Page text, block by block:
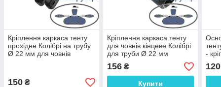
Кріплення каркаса тенту
прохідне Колібрі на трубу
Ø 22 мм для човнів
150 ₴
Кріплення каркаса тенту
для човнів кінцеве Колібрі
для труби Ø 22 мм
156₴
Купити
-
120